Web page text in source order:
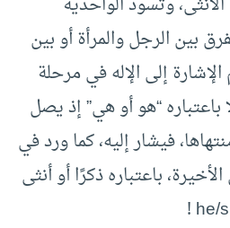
بين الرجل والمرأة أو بين
إلى الإله في مرحلة
باعتباره “هو أو هي” إذ يصل
فيشار إليه، كما ورد في
باعتباره ذكرًا أو أنثى